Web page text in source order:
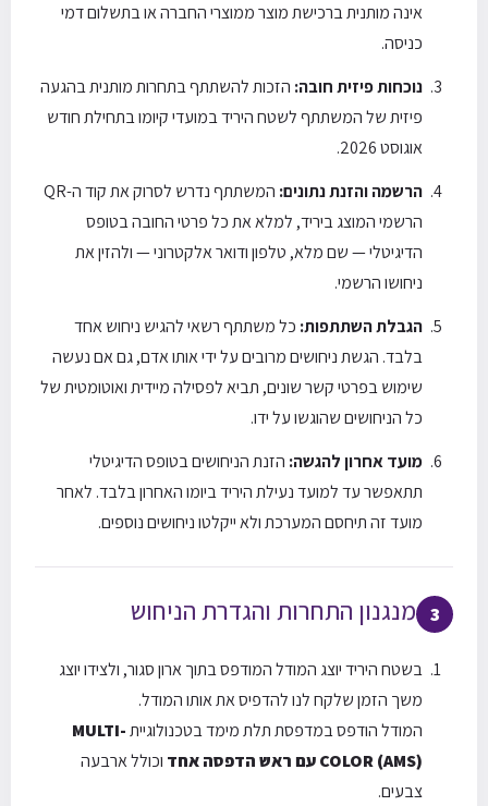
אינה מותנית ברכישת מוצר ממוצרי החברה או בתשלום דמי
כניסה.
נוכחות פיזית חובה: הזכות להשתתף בתחרות מותנית בהגעה
פיזית של המשתתף לשטח היריד במועדי קיומו בתחילת חודש
אוגוסט 2026.
הרשמה והזנת נתונים:
המשתתף נדרש לסרוק את קוד ה-QR
הרשמי המוצג ביריד, למלא את כל פרטי החובה בטופס
הדיגיטלי — שם מלא, טלפון ודואר אלקטרוני — ולהזין את
ניחושו הרשמי.
הגבלת השתתפות: כל משתתף רשאי להגיש ניחוש אחד
בלבד. הגשת ניחושים מרובים על ידי אותו אדם, גם אם נעשה
שימוש בפרטי קשר שונים, תביא לפסילה מיידית ואוטומטית של
כל הניחושים שהוגשו על ידו.
מועד אחרון להגשה: הזנת הניחושים בטופס הדיגיטלי
תתאפשר עד למועד נעילת היריד ביומו האחרון בלבד. לאחר
מועד זה תיחסם המערכת ולא ייקלטו ניחושים נוספים.
3 מנגנון התחרות והגדרת הניחוש
בשטח היריד יוצג המודל המודפס בתוך ארון סגור, ולצידו יוצג
משך הזמן שלקח לנו להדפיס את אותו המודל.
המודל הודפס במדפסת תלת מימד בטכנולוגייתMULTI-
COLOR (AMS) עם ראש הדפסה אחד
וכולל ארבעה
צבעים.